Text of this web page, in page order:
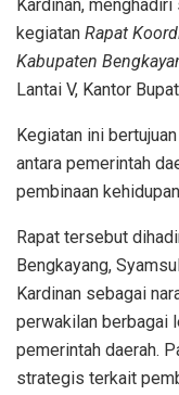
Kardinan,
kegiatan Rapat
Kabupaten
Lantai V, Kantor
Kegiatan ini
antara pemerintah
pembinaan
Rapat tersebut
Bengkayang,
Kardinan sebagai
perwakilan berbagai
pemerintah daerah.
strategis terkait